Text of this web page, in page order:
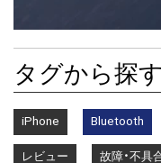
タグから探す
iPhone Bluetooth
レビュー 故障・不具